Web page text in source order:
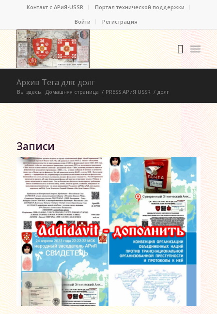
Контакт c АРиЯ-USSR
Портал технической поддержки
Войти
Регистрация
Архив Тега для: долг
Вы здесь: Домашняя страница / PRESS АРиЯ USSR / долг
Записи